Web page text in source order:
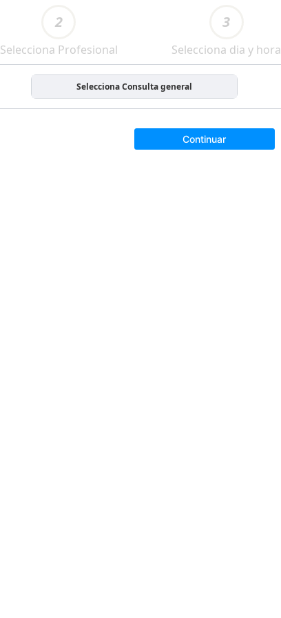
2
Selecciona Profesional
3
Selecciona dia y hora
Selecciona Consulta general
Continuar